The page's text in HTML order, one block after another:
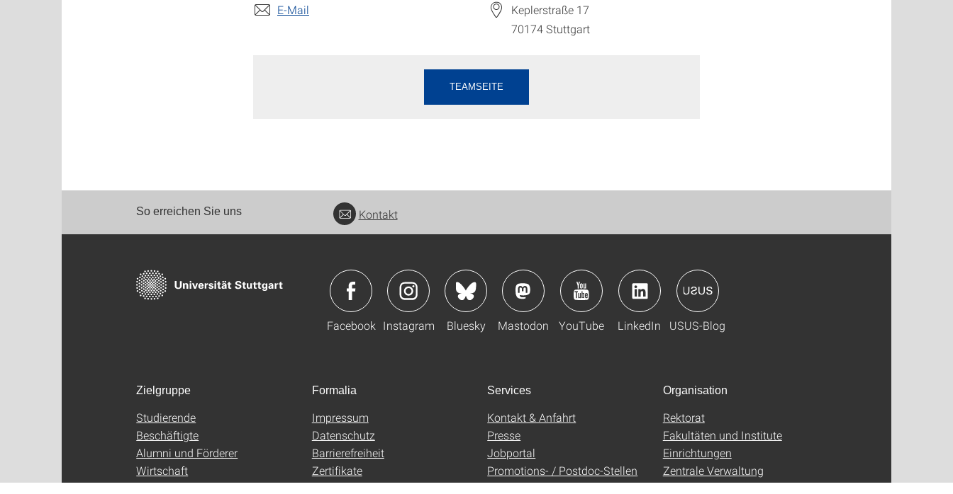
E-Mail
Keplerstraße 17
70174Stuttgart
TEAMSEITE
So erreichen Sie uns Kontakt
Facebook Instagram Bluesky Mastodon YouTube LinkedIn USUS-Blog
Zielgruppe
Studierende
Beschäftigte
Alumni und Förderer
Wirtschaft
Formalia
Impressum
Datenschutz
Barrierefreiheit
Zertifikate
AGB
Services
Kontakt & Anfahrt
Presse
Jobportal
Promotions- / Postdoc-Stellen
Uni-Shop
Organisation
Rektorat
Fakultäten und Institute
Einrichtungen
Zentrale Verwaltung